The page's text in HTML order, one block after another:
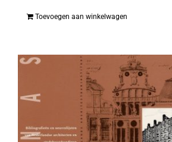
Toevoegen aan winkelwagen